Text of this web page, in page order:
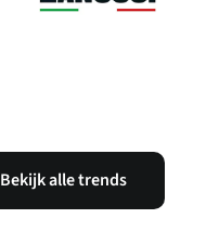
Bekijk alle trends